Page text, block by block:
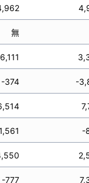
無
6,111
-374 -
-
-777